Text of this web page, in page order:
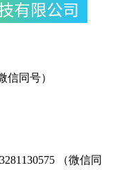
同号）
8160
（微信同